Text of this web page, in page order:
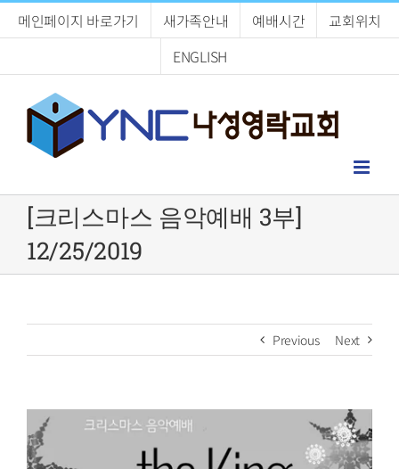
메인페이지 바로가기 새가족안내 예배시간
교회위치
ENGLISH
[크리스마스 음악예배 3부]
12/25/2019
Previous Next